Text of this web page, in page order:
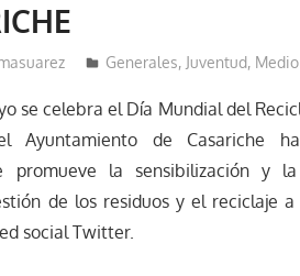
Generales, Juventud,
se celebra el Día Mundial del
Ayuntamiento de Casariche
promueve la sensibilización
de los residuos y el reciclaje
social Twitter.